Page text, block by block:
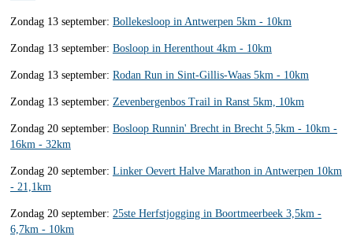
Zondag 13 september: Bollekesloop in Antwerpen 5km - 10km
Zondag 13 september: Bosloop in Herenthout 4km - 10km
Zondag 13 september: Rodan Run in Sint-Gillis-Waas 5km - 10km
Zondag 13 september: Zevenbergenbos Trail in Ranst 5km, 10km
Zondag 20 september: Bosloop Runnin' Brecht in Brecht 5,5km - 10km -
16km - 32km
Zondag 20 september: Linker Oevert Halve Marathon in Antwerpen 10km
- 21,1km
Zondag 20 september: 25ste Herfstjogging in Boortmeerbeek 3,5km -
6,7km - 10km